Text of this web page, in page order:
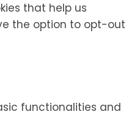
that help us
the option to opt-out
functionalities and